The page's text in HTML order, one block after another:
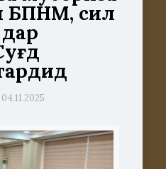
БПНМ, сил
04.11.2025